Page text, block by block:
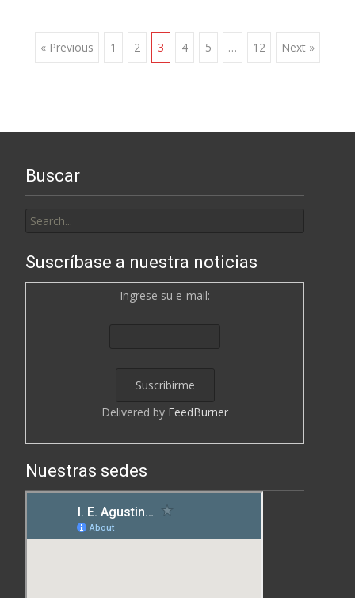
Posts
« Previous 1 2 3 4 5 … 12 Next »
Buscar
for:
Suscríbase a nuestra noticias
Ingrese su e-mail:
Delivered by FeedBurner
Nuestras sedes